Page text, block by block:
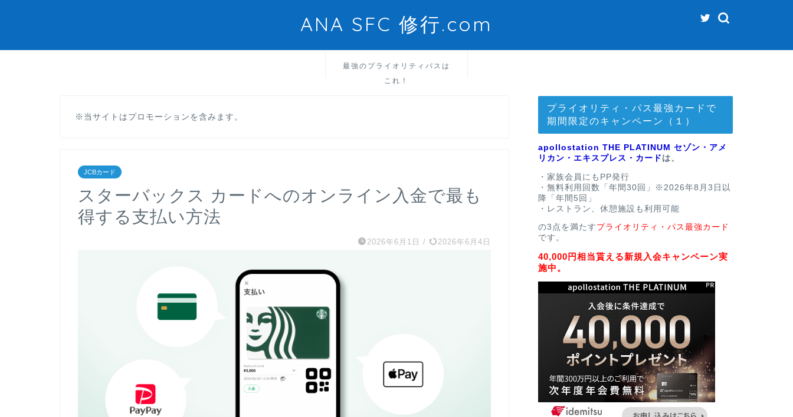
ANA SFC 修行.com
最強のプライオリティパスは
これ！
※当サイトはプロモーションを含みます。
JCBカード
スターバックス カードへのオンライン入金で最も
得する支払い方法
2026年6月1日 / 2026年6月4日
プライオリティ・パス最強カードで
期間限定のキャンペーン（１）
apollostation THE PLATINUM セゾン・アメ
リカン・エキスプレス・カード は、
・家族会員にもPP発行
・無料利用回数「年間30回」※2026年8月3日以
降「年間5回」
・レストラン、休憩施設も利用可能
の3点を満たす プライオリティ・パス最強カード
です。
40,000円相当貰える新規入会キャンペーン実
施中。